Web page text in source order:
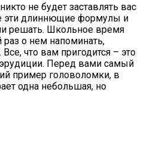
не будет заставлять вас
эти длиннющие формулы и
решать. Школьное время
о нем напоминать,
что вам пригодится – это
Перед вами самый
пример головоломки, в
одна небольшая, но